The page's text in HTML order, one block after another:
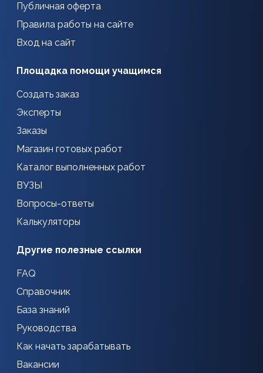
Публичная оферта
Правила работы на сайте
Вход на сайт
Площадка помощи учащимся
Создать заказ
Эксперты
Заказы
Магазин готовых работ
Каталог выполненных работ
ВУЗЫ
Вопросы-ответы
Калькуляторы
Другие полезные ссылки
FAQ
Справочник
База знаний
Руководства
Как начать зарабатывать
Вакансии